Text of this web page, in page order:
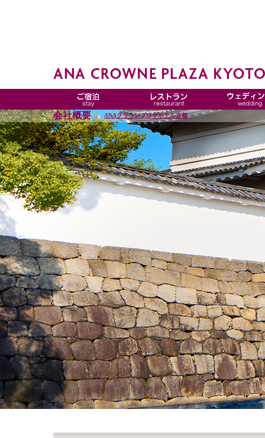
会社概要 ANAクラウンプラザホテル京都